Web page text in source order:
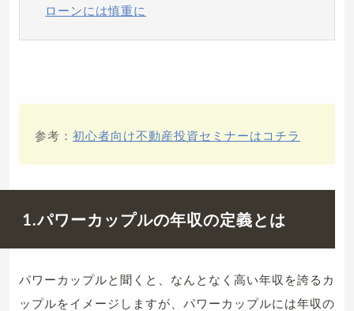
ローンには慎重に
参考： 初心者向け不動産投資セミナーはコチラ
1.パワーカップルの年収の定義とは
パワーカップルと聞くと、なんとなく高い年収を誇るカ
ップルをイメージしますが、パワーカップルには年収の